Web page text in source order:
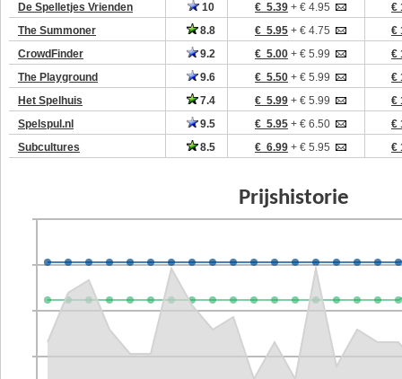
De Spelletjes Vrienden
10 € 5.39 + € 4.95
€
The Summoner
8.8 € 5.95 + € 4.75
€
CrowdFinder
9.2 € 5.00 + € 5.99
€
The Playground
9.6 € 5.50 + € 5.99
€
Het Spelhuis
7.4 € 5.99 + € 5.99
€
Spelspul.nl
9.5 € 5.95 + € 6.50
€
Subcultures
8.5 € 6.99 + € 5.95 €